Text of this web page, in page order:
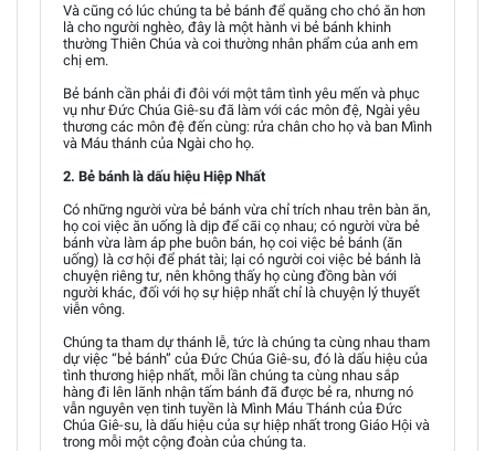
Và cũng có lúc chúng ta bẻ bánh để quăng cho chó ăn hơn
là cho người nghèo, đây là một hành vi bẻ bánh khinh
thường Thiên Chúa và coi thường nhân phẩm của anh em
chị em.
Bẻ bánh cần phải đi đôi với một tâm tình yêu mến và phục
vụ như Đức Chúa Giê-su đã làm với các môn đệ, Ngài yêu
thương các môn đệ đến cùng: rửa chân cho họ và ban Mình
và Máu thánh của Ngài cho họ.
2. Bẻ bánh là dấu hiệu Hiệp Nhất
Có những người vừa bẻ bánh vừa chỉ trích nhau trên bàn ăn,
họ coi việc ăn uống là dịp để cãi cọ nhau; có người vừa bẻ
bánh vừa làm áp phe buôn bán, họ coi việc bẻ bánh (ăn
uống) là cơ hội để phát tài; lại có người coi việc bẻ bánh là
chuyện riêng tư, nên không thấy họ cùng đồng bàn với
người khác, đối với họ sự hiệp nhất chỉ là chuyện lý thuyết
viễn vông.
Chúng ta tham dự thánh lễ, tức là chúng ta cùng nhau tham
dự việc “bẻ bánh” của Đức Chúa Giê-su, đó là dấu hiệu của
tình thương hiệp nhất, mỗi lần chúng ta cùng nhau sắp
hàng đi lên lãnh nhận tấm bánh đã được bẻ ra, nhưng nó
vẫn nguyên vẹn tinh tuyền là Mình Máu Thánh của Đức
Chúa Giê-su, là dấu hiệu của sự hiệp nhất trong Giáo Hội và
trong mỗi một cộng đoàn của chúng ta.